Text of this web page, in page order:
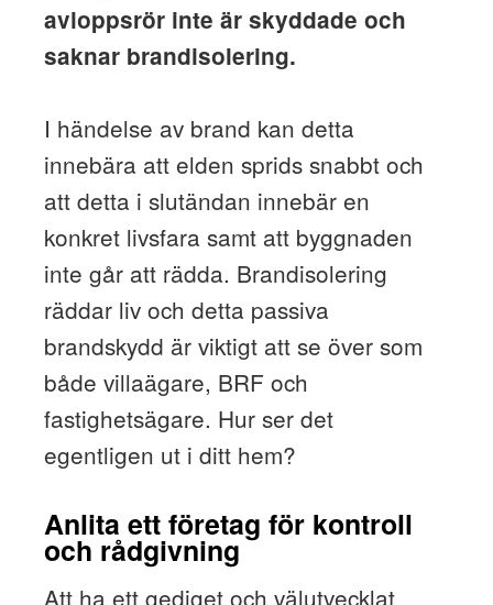
avloppsrör inte är skyddade och
saknar brandisolering.
I händelse av brand kan detta
innebära att elden sprids snabbt och
att detta i slutändan innebär en
konkret livsfara samt att byggnaden
inte går att rädda. Brandisolering
räddar liv och detta passiva
brandskydd är viktigt att se över som
både villaägare, BRF och
fastighetsägare. Hur ser det
egentligen ut i ditt hem?
Anlita ett företag för kontroll
och rådgivning
Att ha ett gediget och välutvecklat